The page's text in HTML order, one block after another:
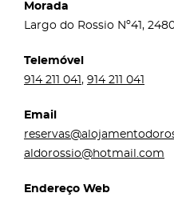
Morada
Largo do Rossio Nº41,
Telemóvel
914 211 041, 914 211 041
Email
aldorossio@hotmail.com
Endereço Web